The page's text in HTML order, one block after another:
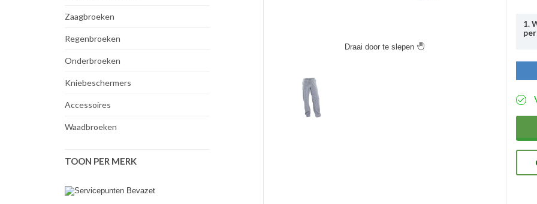
Zaagbroeken
Regenbroeken
Onderbroeken
Kniebeschermers
Accessoires
Waadbroeken
TOON PER MERK
Draai door te slepen 
1.